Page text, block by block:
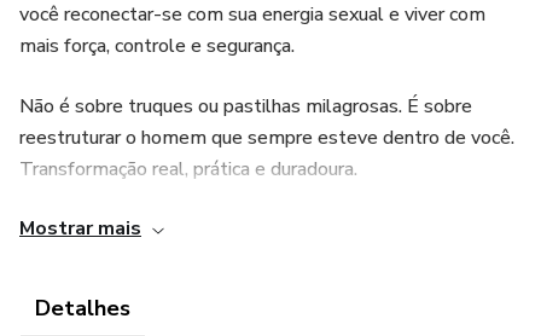
você reconectar-se com sua energia sexual e viver com
mais força, controle e segurança.
Não é sobre truques ou pastilhas milagrosas. É sobre
reestruturar o homem que sempre esteve dentro de você.
Transformação real, prática e duradoura.
Recupere sua ereção, sua confiança e seu respeito próprio.
Mostrar mais
Detalhes